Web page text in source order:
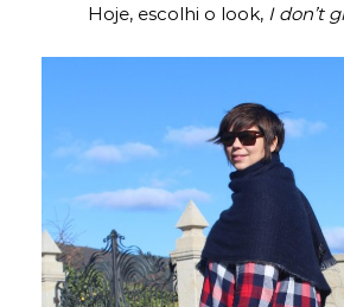
Hoje, escolhi o look, I don’t